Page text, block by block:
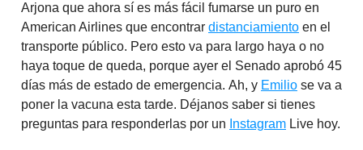
Arjona que ahora sí es más fácil fumarse un puro en
American Airlines que encontrar distanciamiento en el
transporte público. Pero esto va para largo haya o no
haya toque de queda, porque ayer el Senado aprobó 45
días más de estado de emergencia. Ah, y Emilio se va a
poner la vacuna esta tarde. Déjanos saber si tienes
preguntas para responderlas por un Instagram Live hoy.